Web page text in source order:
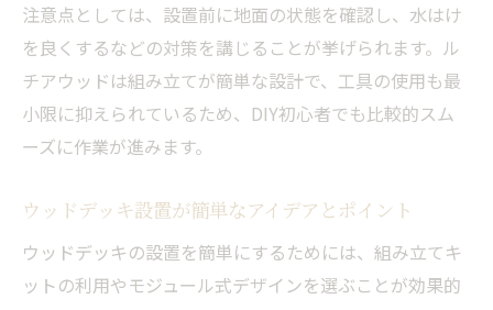
注意点としては、設置前に地面の状態を確認し、水はけ
を良くするなどの対策を講じることが挙げられます。ル
チアウッドは組み立てが簡単な設計で、工具の使用も最
小限に抑えられているため、DIY初心者でも比較的スム
ーズに作業が進みます。
ウッドデッキ設置が簡単なアイデアとポイント
ウッドデッキの設置を簡単にするためには、組み立てキ
ットの利用やモジュール式デザインを選ぶことが効果的